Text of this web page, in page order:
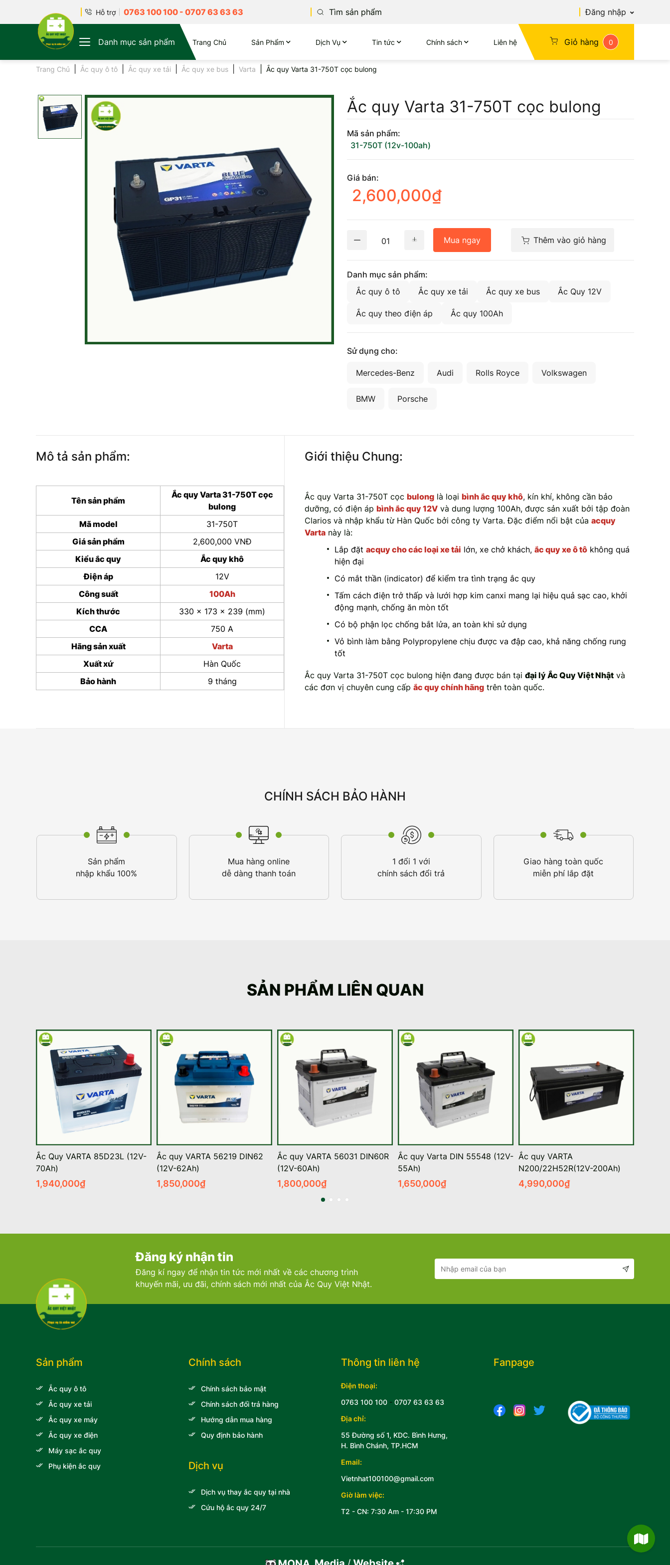
Hỗ trợ 0763 100 100 - 0707 63 63 63 Đăng nhập
Danh mục sản phẩm Trang Chủ Sản Phẩm Dịch Vụ Tin tức Chính sách Liên hệ Giỏ hàng 0
Trang Chủ Ắc quy ô tô Ắc quy xe tải Ắc quy xe bus Varta Ắc quy Varta 31-750T cọc bulong
Ắc quy Varta 31-750T cọc bulong
Mã sản phẩm:
31-750T (12v-100ah)
Giá bán:
2,600,000₫
01 Mua ngay Thêm vào giỏ hàng
Danh mục sản phẩm:
Ắc quy ô tô
Ắc quy xe tải Ắc quy xe bus Ắc Quy 12V
Ắc quy theo điện áp Ắc quy 100Ah
Sử dụng cho:
Mercedes-Benz Audi Rolls Royce Volkswagen
BMW Porsche
Mô tả sản phẩm:
Tên sản phẩm
Ắc quy Varta 31-750T cọc
bulong
Mã model
31-750T
Giá sản phẩm
2,600,000 VNĐ
Kiểu ắc quy
Ắc quy khô
Điện áp
12V
Công suất
100Ah
Kích thước
330 x 173 x 239 (mm)
CCA
750 A
Hãng sản xuất
Varta
Xuất xứ
Hàn Quốc
Bảo hành
9 tháng
Giới thiệu Chung:
Ắc quy Varta 31-750T cọcbulong là loạibình ắc quy khô, kín khí, không cần bảo
dưỡng, có điện ápbình ắc quy 12V và dung lượng 100Ah, được sản xuất bởi tập đoàn
Clarios và nhập khẩu từ Hàn Quốc bởi công ty Varta. Đặc điểm nổi bật củaacquy
Varta này là:
Lắp đặtacquy cho các loại xe tải lớn, xe chở khách,ắc quy xe ô tô không quá
hiện đại
Có mắt thần (indicator) để kiểm tra tình trạng ắc quy
Tấm cách điện trở thấp và lưới hợp kim canxi mang lại hiệu quả sạc cao, khởi
động mạnh, chống ăn mòn tốt
Có bộ phận lọc chống bắt lửa, an toàn khi sử dụng
Vỏ bình làm bằng Polypropylene chịu được va đập cao, khả năng chống rung
tốt
Ắc quy Varta 31-750T cọc bulong hiện đang được bán tạiđại lý Ắc Quy Việt Nhật và
các đơn vị chuyên cung cấpắc quy chính hãng trên toàn quốc.
CHÍNH SÁCH BẢO HÀNH
Sản phẩm
nhập khẩu 100%
Mua hàng online
dễ dàng thanh toán
1 đổi 1 với
chính sách đổi trả
Giao hàng toàn quốc
miễn phí lắp đặt
SẢN PHẨM LIÊN QUAN
Ắc Quy VARTA 85D23L (12V-
70Ah)
1,940,000₫
Ắc quy VARTA 56219 DIN62
(12V-62Ah)
1,850,000₫
Ắc quy VARTA 56031 DIN60R
(12V-60Ah)
1,800,000₫
Ắc quy Varta DIN 55548 (12V-
55Ah)
1,650,000₫
Ắc quy VARTA
N200/22H52R(12V-200Ah)
4,990,000₫
Đăng ký nhận tin
Đăng kí ngay để nhận tin tức mới nhất về các chương trình
khuyến mãi, ưu đãi, chính sách mới nhất của Ắc Quy Việt Nhật.
Thông tin liên hệ
Điện thoại:
0763 100 100 - 0707 63 63 63
Địa chỉ:
55 Đường số 1, KDC. Bình Hưng,
H. Bình Chánh, TP.HCM
Email:
Vietnhat100100@gmail.com
Giờ làm việc:
T2 - CN: 7:30 Am - 17:30 PM
Sản phẩm
Ắc quy ô tô
Ắc quy xe tải
Ắc quy xe máy
Ắc quy xe điện
Máy sạc ắc quy
Phụ kiện ắc quy
Chính sách
Chính sách bảo mật
Chính sách đổi trả hàng
Hướng dẫn mua hàng
Quy định bảo hành
Dịch vụ
Dịch vụ thay ắc quy tại nhà
Cứu hộ ắc quy 24/7
Fanpage